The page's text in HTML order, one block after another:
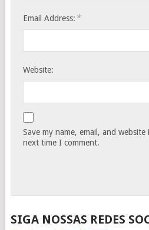
Email Address: *
Website:
Save my name, email, and
next time I comment.
SIGA NOSSAS REDES